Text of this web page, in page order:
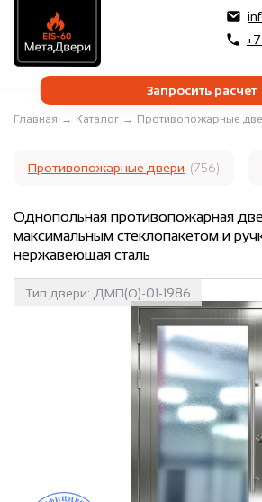
Запросить расчет
Главная → Каталог → Противопожарные
Противопожарные двери (756)
Однопольная противопожарная
максимальным стеклопакетом и
нержавеющая сталь
Тип двери: ДМП(О)-01-1986